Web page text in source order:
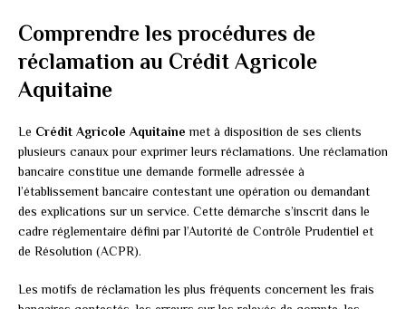
Comprendre les procédures de
réclamation au Crédit Agricole
Aquitaine
Le Crédit Agricole Aquitaine met à disposition de ses clients
plusieurs canaux pour exprimer leurs réclamations. Une réclamation
bancaire constitue une demande formelle adressée à
l’établissement bancaire contestant une opération ou demandant
des explications sur un service. Cette démarche s’inscrit dans le
cadre réglementaire défini par l’Autorité de Contrôle Prudentiel et
de Résolution (ACPR).
Les motifs de réclamation les plus fréquents concernent les frais